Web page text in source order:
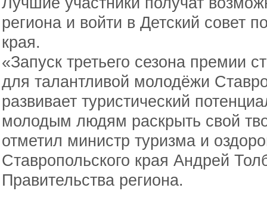
региона и войти в Детский совет
края.
«Запуск третьего сезона премии
для талантливой молодёжи
развивает туристический
молодым людям раскрыть свой
отметил министр туризма и
Ставропольского края Андрей
Правительства региона.